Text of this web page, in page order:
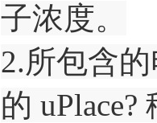
子浓度。
2.所包含
的 uPlace?